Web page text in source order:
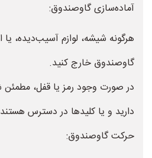
آماده‌سازی گاوصندوق:
هرگونه شیشه، لوازم آسیب‌دیده، یا
گاوصندوق خارج کنید.
در صورت وجود رمز یا قفل، مطمئن
دارید و یا کلید‌ها در دسترس
حرکت گاوصندوق: